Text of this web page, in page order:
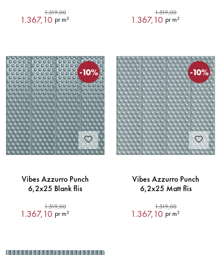
1.519,00
1.367,10 pr m²
1.519,00
1.367,10 pr m²
-10%
Vibes Azzurro Punch
6,2x25 Blank flis
1.519,00
1.367,10 pr m²
-10%
Vibes Azzurro Punch
6,2x25 Matt flis
1.519,00
1.367,10 pr m²